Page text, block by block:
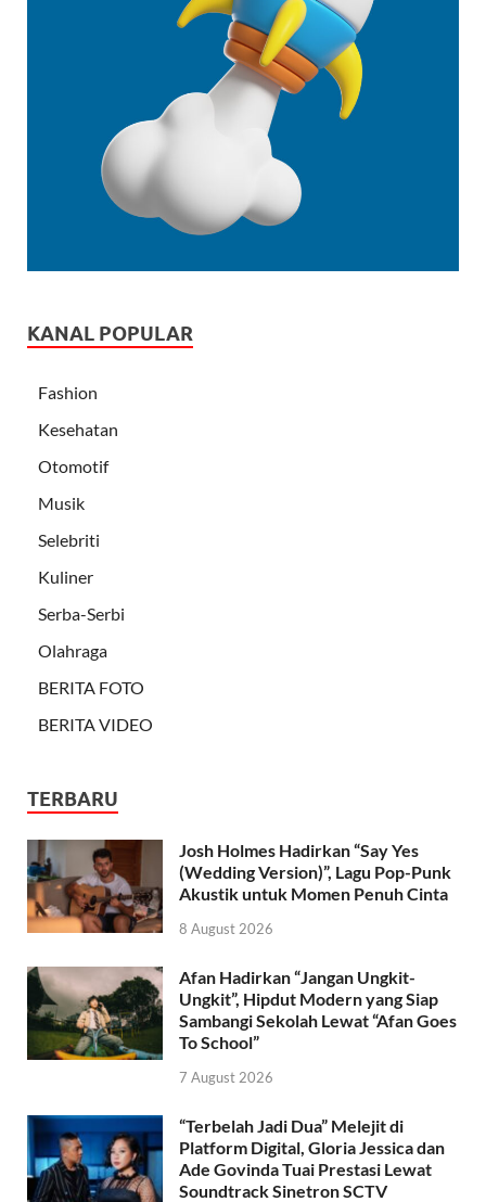
KANAL POPULAR
Fashion
Kesehatan
Otomotif
Musik
Selebriti
Kuliner
Serba-Serbi
Olahraga
BERITA FOTO
BERITA VIDEO
TERBARU
Josh Holmes Hadirkan “Say Yes
(Wedding Version)”, Lagu Pop-Punk
Akustik untuk Momen Penuh Cinta
8 August 2026
Afan Hadirkan “Jangan Ungkit-
Ungkit”, Hipdut Modern yang Siap
Sambangi Sekolah Lewat “Afan Goes
To School”
7 August 2026
“Terbelah Jadi Dua” Melejit di
Platform Digital, Gloria Jessica dan
Ade Govinda Tuai Prestasi Lewat
Soundtrack Sinetron SCTV